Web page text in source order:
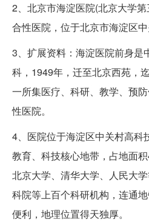
2、北京市海淀医院(北京大学
合性医院，位于北京市海淀区中
3、扩展资料：海淀医院前身是
科，1949年，迁至北京西苑，
一所集医疗、科研、教学、预
性医院。
4、医院位于海淀区中关村高科
教育、科技核心地带，占地面
北京大学、清华大学、人民大
科院等上百个科研机构，连通
便利，地理位置得天独厚。